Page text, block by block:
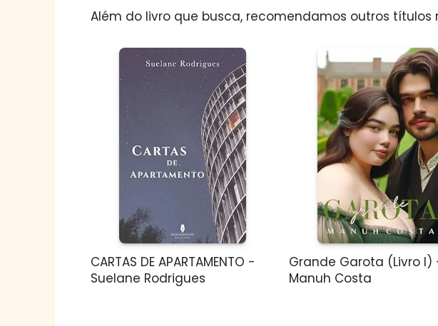
Além do livro que busca, recomendamos outros
CARTAS DE APARTAMENTO -
Suelane Rodrigues
Grande Garota (Livro I)
Manuh Costa